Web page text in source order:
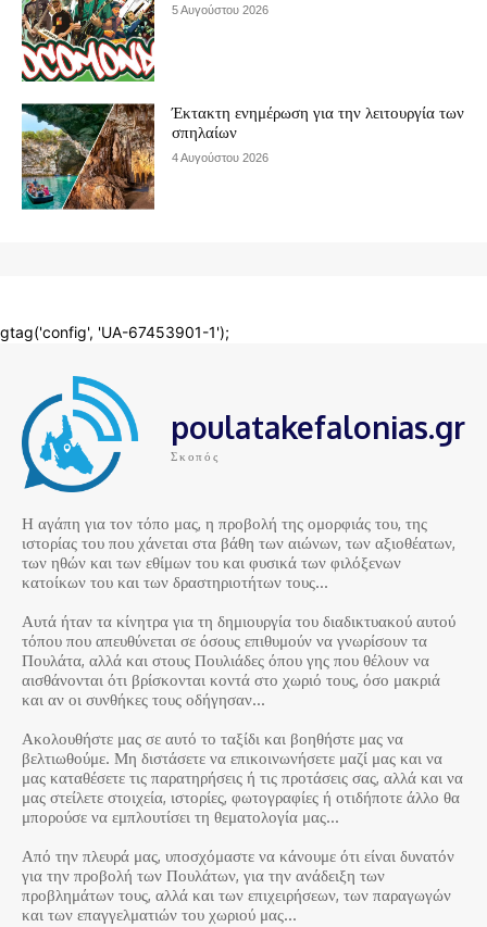
poulatakefalonias.gr
Σκοπός
Η αγάπη για τον τόπο μας, η προβολή της ομορφιάς του, της
ιστορίας του που χάνεται στα βάθη των αιώνων, των αξιοθέατων,
των ηθών και των εθίμων του και φυσικά των φιλόξενων
κατοίκων του και των δραστηριοτήτων τους…
Αυτά ήταν τα κίνητρα για τη δημιουργία του διαδικτυακού αυτού
τόπου που απευθύνεται σε όσους επιθυμούν να γνωρίσουν τα
Πουλάτα, αλλά και στους Πουλιάδες όπου γης που θέλουν να
αισθάνονται ότι βρίσκονται κοντά στο χωριό τους, όσο μακριά
και αν οι συνθήκες τους οδήγησαν…
Ακολουθήστε μας σε αυτό το ταξίδι και βοηθήστε μας να
βελτιωθούμε. Μη διστάσετε να επικοινωνήσετε μαζί μας και να
μας καταθέσετε τις παρατηρήσεις ή τις προτάσεις σας, αλλά και να
μας στείλετε στοιχεία, ιστορίες, φωτογραφίες ή οτιδήποτε άλλο θα
μπορούσε να εμπλουτίσει τη θεματολογία μας…
Από την πλευρά μας, υποσχόμαστε να κάνουμε ότι είναι δυνατόν
για την προβολή των Πουλάτων, για την ανάδειξη των
προβλημάτων τους, αλλά και των επιχειρήσεων, των παραγωγών
και των επαγγελματιών του χωριού μας…